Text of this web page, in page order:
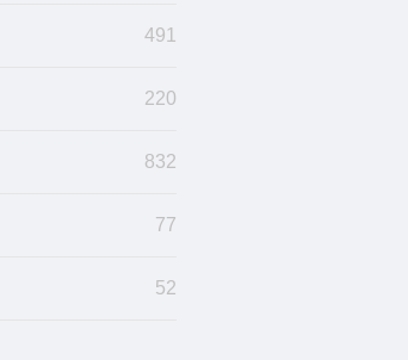
491
220
832
77
52